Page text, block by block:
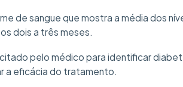
de sangue que mostra a média dos
dois a três meses.
pelo médico para identificar
a eficácia do tratamento.